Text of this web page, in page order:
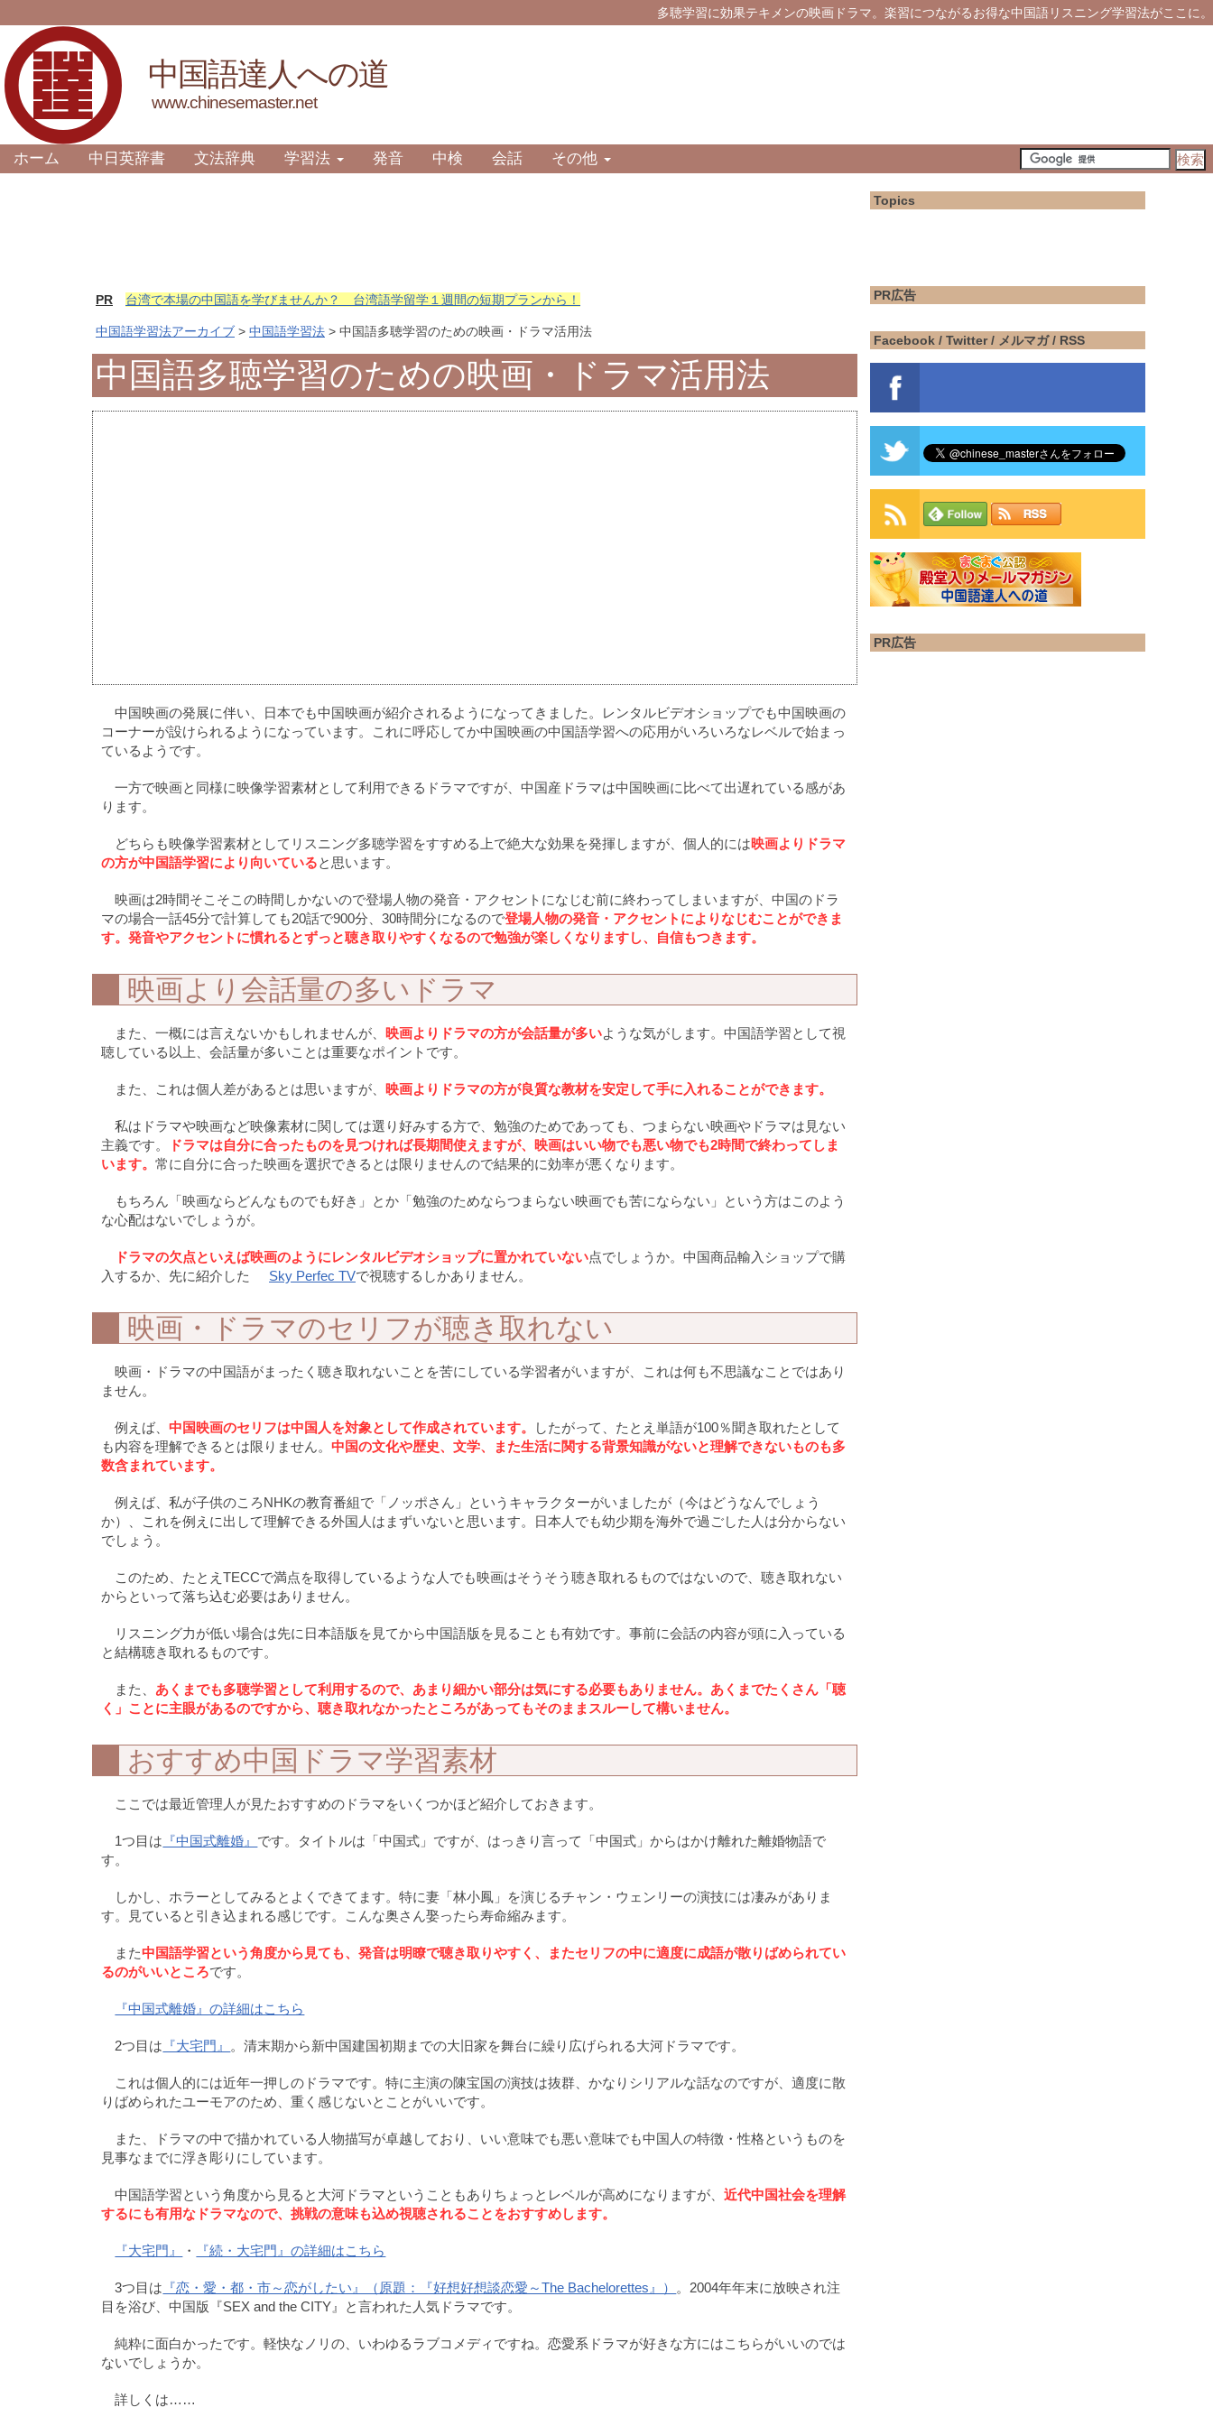
多聴学習に効果テキメンの映画ドラマ。楽習につながるお得な中国語リスニング学習法がここに。
中国語達人への道
www.chinesemaster.net
ホーム 中日英辞書 文法辞典 学習法 発音 中検 会話 その他
Topics
PR 台湾で本場の中国語を学びませんか？ 台湾語学留学１週間の短期プランから！
中国語学習法アーカイブ > 中国語学習法 > 中国語多聴学習のための映画・ドラマ活用法
中国語多聴学習のための映画・ドラマ活用法
中国映画の発展に伴い、日本でも中国映画が紹介されるようになってきました。レンタルビデオショップでも中国映画の
コーナーが設けられるようになっています。これに呼応してか中国映画の中国語学習への応用がいろいろなレベルで始まっ
ているようです。
一方で映画と同様に映像学習素材として利用できるドラマですが、中国産ドラマは中国映画に比べて出遅れている感があ
ります。
どちらも映像学習素材としてリスニング多聴学習をすすめる上で絶大な効果を発揮しますが、個人的には映画よりドラマ
の方が中国語学習により向いていると思います。
映画は2時間そこそこの時間しかないので登場人物の発音・アクセントになじむ前に終わってしまいますが、中国のドラ
マの場合一話45分で計算しても20話で900分、30時間分になるので登場人物の発音・アクセントによりなじむことができま
す。発音やアクセントに慣れるとずっと聴き取りやすくなるので勉強が楽しくなりますし、自信もつきます。
映画より会話量の多いドラマ
また、一概には言えないかもしれませんが、 映画よりドラマの方が会話量が多いような気がします。中国語学習として視
聴している以上、会話量が多いことは重要なポイントです。
また、これは個人差があるとは思いますが、 映画よりドラマの方が良質な教材を安定して手に入れることができます。
私はドラマや映画など映像素材に関しては選り好みする方で、勉強のためであっても、つまらない映画やドラマは見ない
主義です。
ドラマは自分に合ったものを見つければ長期間使えますが、映画はいい物でも悪い物でも2時間で終わってしま
います。 常に自分に合った映画を選択できるとは限りませんので結果的に効率が悪くなります。
もちろん「映画ならどんなものでも好き」とか「勉強のためならつまらない映画でも苦にならない」という方はこのよう
な心配はないでしょうが。
ドラマの欠点といえば映画のようにレンタルビデオショップに置かれていない点でしょうか。中国商品輸入ショップで購
入するか、先に紹介した
Sky Perfec TVで視聴するしかありません。
映画・ドラマのセリフが聴き取れない
映画・ドラマの中国語がまったく聴き取れないことを苦にしている学習者がいますが、これは何も不思議なことではあり
ません。
例えば、中国映画のセリフは中国人を対象として作成されています。
したがって、たとえ単語が100％聞き取れたとして
も内容を理解できるとは限りません。 中国の文化や歴史、文学、また生活に関する背景知識がないと理解できないものも多
数含まれています。
例えば、私が子供のころNHKの教育番組で「ノッポさん」というキャラクターがいましたが（今はどうなんでしょう
か）、これを例えに出して理解できる外国人はまずいないと思います。日本人でも幼少期を海外で過ごした人は分からない
でしょう。
このため、たとえTECCで満点を取得しているような人でも映画はそうそう聴き取れるものではないので、聴き取れない
からといって落ち込む必要はありません。
リスニング力が低い場合は先に日本語版を見てから中国語版を見ることも有効です。事前に会話の内容が頭に入っている
と結構聴き取れるものです。
また、あくまでも多聴学習として利用するので、あまり細かい部分は気にする必要もありません。あくまでたくさん「聴
く」ことに主眼があるのですから、聴き取れなかったところがあってもそのままスルーして構いません。
おすすめ中国ドラマ学習素材
ここでは最近管理人が見たおすすめのドラマをいくつかほど紹介しておきます。
1つ目は 『中国式離婚』 です。タイトルは「中国式」ですが、はっきり言って「中国式」からはかけ離れた離婚物語で
す。
しかし、ホラーとしてみるとよくできてます。特に妻「林小鳳」を演じるチャン・ウェンリーの演技には凄みがありま
す。見ていると引き込まれる感じです。こんな奥さん娶ったら寿命縮みます。
また中国語学習という角度から見ても、発音は明瞭で聴き取りやすく、またセリフの中に適度に成語が散りばめられてい
るのがいいところです。
『中国式離婚』の詳細はこちら
2つ目は 『大宅門』 。清末期から新中国建国初期までの大旧家を舞台に繰り広げられる大河ドラマです。
これは個人的には近年一押しのドラマです。特に主演の陳宝国の演技は抜群、かなりシリアルな話なのですが、適度に散
りばめられたユーモアのため、重く感じないとことがいいです。
また、ドラマの中で描かれている人物描写が卓越しており、いい意味でも悪い意味でも中国人の特徴・性格というものを
見事なまでに浮き彫りにしています。
中国語学習という角度から見ると大河ドラマということもありちょっとレベルが高めになりますが、近代中国社会を理解
するにも有用なドラマなので、挑戦の意味も込め視聴されることをおすすめします。
『大宅門』 ・ 『続・大宅門』の詳細はこちら
3つ目は 『恋・愛・都・市～恋がしたい』（原題：『好想好想談恋愛～The Bachelorettes』） 。2004年年末に放映され注
目を浴び、中国版『SEX and the CITY』と言われた人気ドラマです。
純粋に面白かったです。軽快なノリの、いわゆるラブコメディですね。恋愛系ドラマが好きな方にはこちらがいいのでは
ないでしょうか。
詳しくは……
PR広告
Facebook / Twitter / メルマガ / RSS
PR広告